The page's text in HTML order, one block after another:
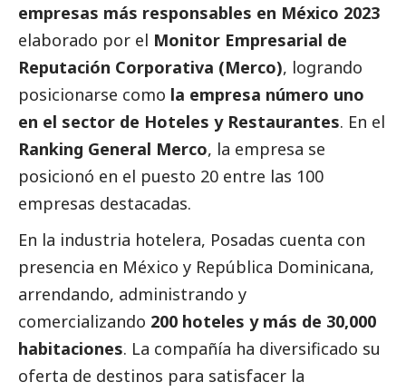
empresas más responsables en México 2023
elaborado por el Monitor Empresarial de
Reputación Corporativa (Merco), logrando
posicionarse como la empresa número uno
en el sector de Hoteles y Restaurantes. En el
Ranking General Merco, la empresa se
posicionó en el puesto 20 entre las 100
empresas destacadas.
En la industria hotelera, Posadas cuenta con
presencia en México y República Dominicana,
arrendando, administrando y
comercializando 200 hoteles y más de 30,000
habitaciones. La compañía ha diversificado su
oferta de destinos para satisfacer la